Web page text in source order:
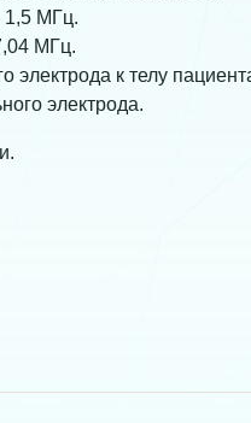
1,5 МГц.
МГц.
электрода к телу
электрода.